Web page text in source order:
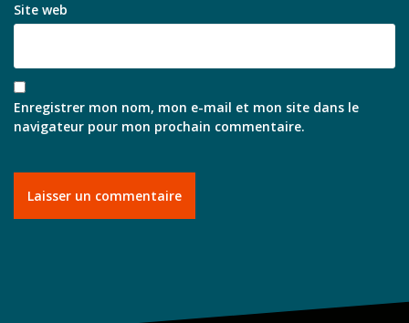
Site web
Enregistrer mon nom, mon e-mail et mon site dans le
navigateur pour mon prochain commentaire.